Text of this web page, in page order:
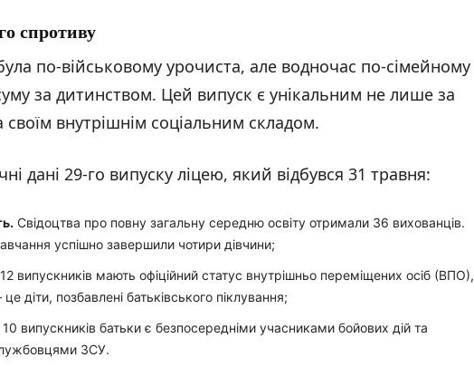
спротиву
по-військовому урочиста, але водночас по-сімейному
за дитинством. Цей випуск є унікальним не лише за
внутрішнім соціальним складом.
дані 29-го випуску ліцею, який відбувся 31 травня:
Свідоцтва про повну загальну середню освіту отримали 36 вихованців.
успішно завершили чотири дівчини;
12 випускників мають офіційний статус внутрішньо переміщених осіб (ВПО),
діти, позбавлені батьківського піклування;
випускників батьки є безпосередніми учасниками бойових дій та
ЗСУ.